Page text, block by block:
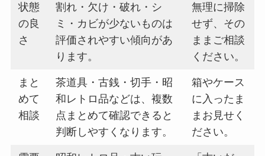
状態
の良
さ
割れ・欠け・破れ・シ
ミ・カビが少ないものは
評価されやすい傾向があ
ります。
無理に掃除
せず、その
ままご相談
ください。
まと
めて
相談
茶道具・古銭・切手・昭
和レトロ品などは、複数
点まとめて確認できると
判断しやすくなります。
箱やケース
に入ったま
まお見せく
ださい。